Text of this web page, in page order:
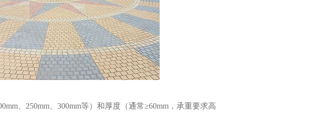
、250mm、300mm等）和厚度（通常≥60mm，承重要求高